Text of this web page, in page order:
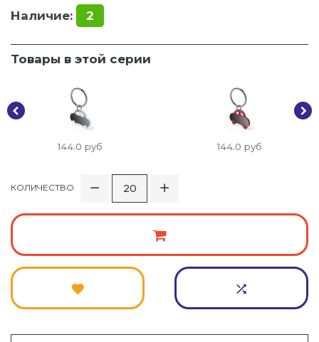
Наличие: 2
Товары в этой серии
144.0 руб 144.0 руб
КОЛИЧЕСТВО